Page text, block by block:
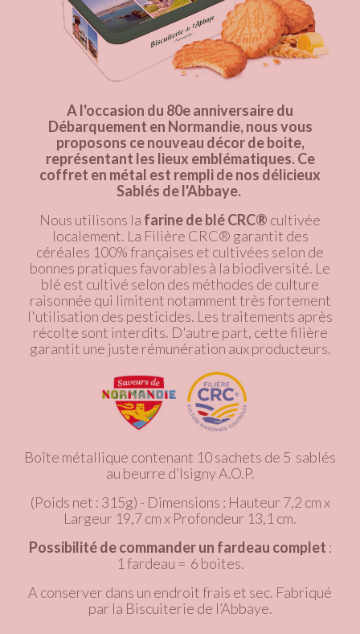
A l'occasion du 80e anniversaire du
Débarquement en Normandie, nous vous
proposons ce nouveau décor de boite,
représentant les lieux emblématiques. Ce
coffret en métal est rempli de nos délicieux
Sablés de l'Abbaye.
Nous utilisons la farine de blé CRC® cultivée
localement. La Filière CRC® garantit des
céréales 100% françaises et cultivées selon de
bonnes pratiques favorables à la biodiversité. Le
blé est cultivé selon des méthodes de culture
raisonnée qui limitent notamment très fortement
l'utilisation des pesticides. Les traitements après
récolte sont interdits. D'autre part, cette filière
garantit une juste rémunération aux producteurs.
Boîte métallique contenant 10 sachets de 5 sablés
au beurre d’Isigny A.O.P.
(Poids net : 315g) - Dimensions : Hauteur 7,2 cm x
Largeur 19,7 cm x Profondeur 13,1 cm.
Possibilité de commander un fardeau complet :
1 fardeau = 6 boites.
A conserver dans un endroit frais et sec. Fabriqué
par la Biscuiterie de l’Abbaye.